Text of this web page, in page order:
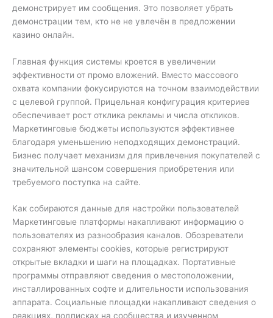
демонстрирует им сообщения. Это позволяет убрать
демонстрации тем, кто не не увлечён в предложении
казино онлайн.
Главная функция системы кроется в увеличении
эффективности от промо вложений. Вместо массового
охвата компании фокусируются на точном взаимодействии
с целевой группой. Прицельная конфигурация критериев
обеспечивает рост отклика рекламы и числа откликов.
Маркетинговые бюджеты используются эффективнее
благодаря уменьшению неподходящих демонстраций.
Бизнес получает механизм для привлечения покупателей с
значительной шансом совершения приобретения или
требуемого поступка на сайте.
Как собираются данные для настройки пользователей
Маркетинговые платформы накапливают информацию о
пользователях из разнообразия каналов. Обозреватели
сохраняют элементы cookies, которые регистрируют
открытые вкладки и шаги на площадках. Портативные
программы отправляют сведения о местоположении,
инсталлированных софте и длительности использования
аппарата. Социальные площадки накапливают сведения о
реакциях, подписках на сообщества и изученном